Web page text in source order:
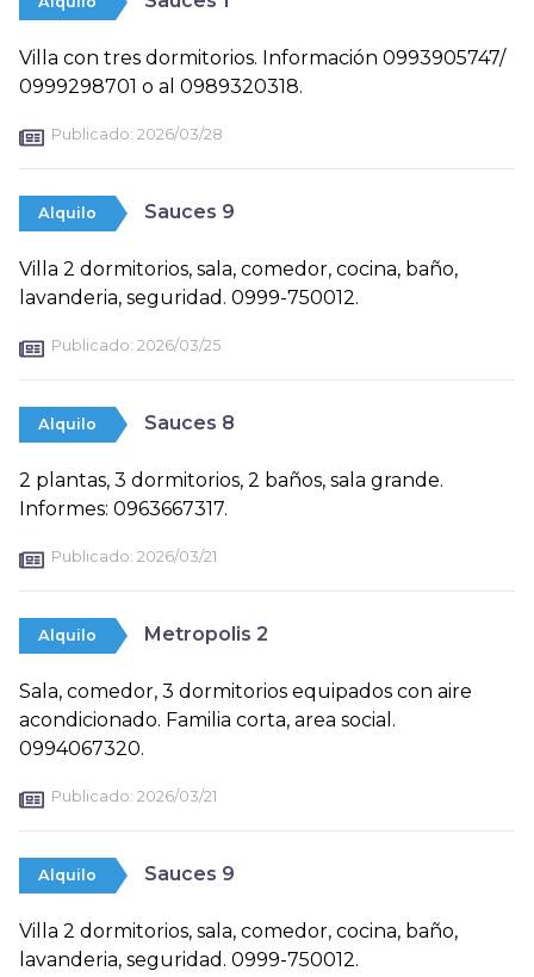
Villa con tres dormitorios. Información 0993905747/
0999298701 o al 0989320318.
Publicado: 2026/03/28
Alquilo Sauces 9
Villa 2 dormitorios, sala, comedor, cocina, baño,
lavanderia, seguridad. 0999-750012.
Publicado: 2026/03/25
Alquilo Sauces 8
2 plantas, 3 dormitorios, 2 baños, sala grande.
Informes: 0963667317.
Publicado: 2026/03/21
Alquilo Metropolis 2
Sala, comedor, 3 dormitorios equipados con aire
acondicionado. Familia corta, area social.
0994067320.
Publicado: 2026/03/21
Alquilo Sauces 9
Villa 2 dormitorios, sala, comedor, cocina, baño,
lavanderia, seguridad. 0999-750012.